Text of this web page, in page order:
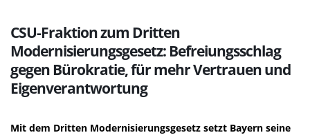
CSU-Fraktion zum Dritten
Modernisierungsgesetz: Befreiungsschlag
gegen Bürokratie, für mehr Vertrauen und
Eigenverantwortung
Mit dem Dritten Modernisierungsgesetz setzt Bayern seine